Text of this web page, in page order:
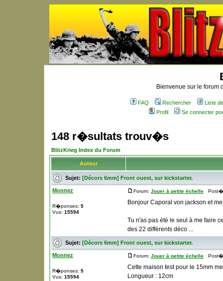
Bienvenue sur le forum
FAQ Rechercher
Liste
Profil
Se connecter
148 r�sultats trouv�s
BlitzKrieg Index du Forum
Auteur
Sujet: [Décors 6mm] Front ouest, sur kickstarter.
Monnez
R�ponses: 5
Vus: 15594
Forum: Jouer à petite échelle Post�
Bonjour Caporal von jackson et
Tu n'as pas été le seul à me faire
des 22 différents déco ...
Sujet: [Décors 6mm] Front ouest, sur kickstarter.
Monnez
R�ponses: 5
Vus: 15594
Forum: Jouer à petite échelle Post�
Cette maison test pour le 15mm
Longueur : 12cm